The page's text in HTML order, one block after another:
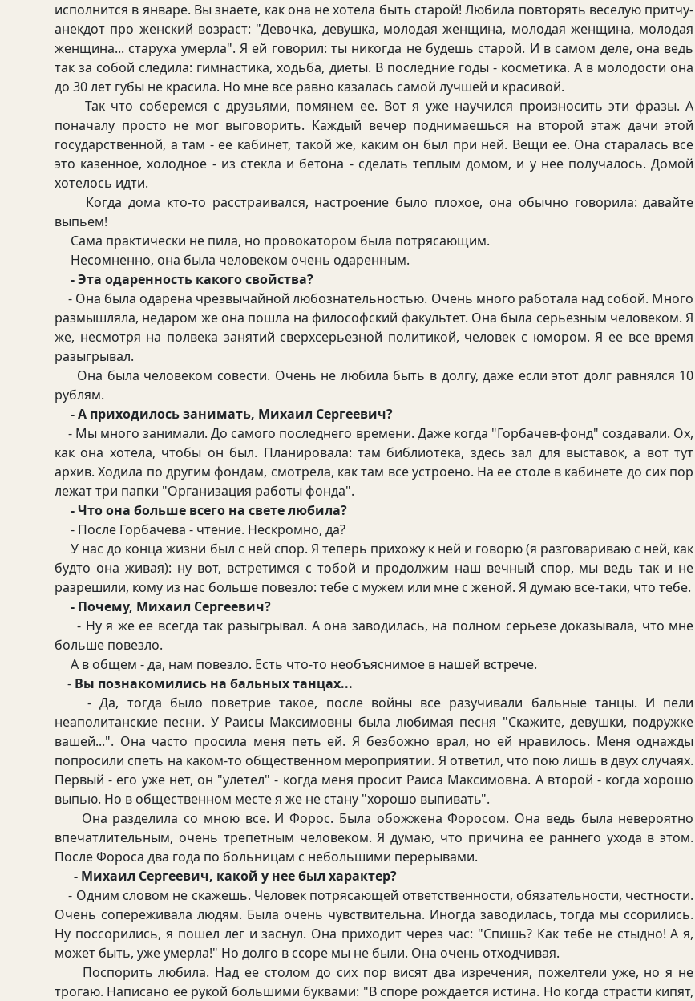
исполнится в январе. Вы знаете, как она не хотела быть старой! Любила повторять веселую притчу-
анекдот про женский возраст: "Девочка, девушка, молодая женщина, молодая женщина, молодая
женщина... старуха умерла". Я ей говорил: ты никогда не будешь старой. И в самом деле, она ведь
так за собой следила: гимнастика, ходьба, диеты. В последние годы - косметика. А в молодости она
до 30 лет губы не красила. Но мне все равно казалась самой лучшей и красивой.
Так что соберемся с друзьями, помянем ее. Вот я уже научился произносить эти фразы. А
поначалу просто не мог выговорить. Каждый вечер поднимаешься на второй этаж дачи этой
государственной, а там - ее кабинет, такой же, каким он был при ней. Вещи ее. Она старалась все
это казенное, холодное - из стекла и бетона - сделать теплым домом, и у нее получалось. Домой
хотелось идти.
Когда дома кто-то расстраивался, настроение было плохое, она обычно говорила: давайте
выпьем!
Сама практически не пила, но провокатором была потрясающим.
Несомненно, она была человеком очень одаренным.
- Эта одаренность какого свойства?
- Она была одарена чрезвычайной любознательностью. Очень много работала над собой. Много
размышляла, недаром же она пошла на философский факультет. Она была серьезным человеком. Я
же, несмотря на полвека занятий сверхсерьезной политикой, человек с юмором. Я ее все время
разыгрывал.
Она была человеком совести. Очень не любила быть в долгу, даже если этот долг равнялся 10
рублям.
- А приходилось занимать, Михаил Сергеевич?
- Мы много занимали. До самого последнего времени. Даже когда "Горбачев-фонд" создавали. Ох,
как она хотела, чтобы он был. Планировала: там библиотека, здесь зал для выставок, а вот тут
архив. Ходила по другим фондам, смотрела, как там все устроено. На ее столе в кабинете до сих пор
лежат три папки "Организация работы фонда".
- Что она больше всего на свете любила?
- После Горбачева - чтение. Нескромно, да?
У нас до конца жизни был с ней спор. Я теперь прихожу к ней и говорю (я разговариваю с ней, как
будто она живая): ну вот, встретимся с тобой и продолжим наш вечный спор, мы ведь так и не
разрешили, кому из нас больше повезло: тебе с мужем или мне с женой. Я думаю все-таки, что тебе.
- Почему, Михаил Сергеевич?
- Ну я же ее всегда так разыгрывал. А она заводилась, на полном серьезе доказывала, что мне
больше повезло.
А в общем - да, нам повезло. Есть что-то необъяснимое в нашей встрече.
- Вы познакомились на бальных танцах...
- Да, тогда было поветрие такое, после войны все разучивали бальные танцы. И пели
неаполитанские песни. У Раисы Максимовны была любимая песня "Скажите, девушки, подружке
вашей...". Она часто просила меня петь ей. Я безбожно врал, но ей нравилось. Меня однажды
попросили спеть на каком-то общественном мероприятии. Я ответил, что пою лишь в двух случаях.
Первый - его уже нет, он "улетел" - когда меня просит Раиса Максимовна. А второй - когда хорошо
выпью. Но в общественном месте я же не стану "хорошо выпивать".
Она разделила со мною все. И Форос. Была обожжена Форосом. Она ведь была невероятно
впечатлительным, очень трепетным человеком. Я думаю, что причина ее раннего ухода в этом.
После Фороса два года по больницам с небольшими перерывами.
- Михаил Сергеевич, какой у нее был характер?
- Одним словом не скажешь. Человек потрясающей ответственности, обязательности, честности.
Очень сопереживала людям. Была очень чувствительна. Иногда заводилась, тогда мы ссорились.
Ну поссорились, я пошел лег и заснул. Она приходит через час: "Спишь? Как тебе не стыдно! А я,
может быть, уже умерла!" Но долго в ссоре мы не были. Она очень отходчивая.
Поспорить любила. Над ее столом до сих пор висят два изречения, пожелтели уже, но я не
трогаю. Написано ее рукой большими буквами: "В споре рождается истина. Но когда страсти кипят,